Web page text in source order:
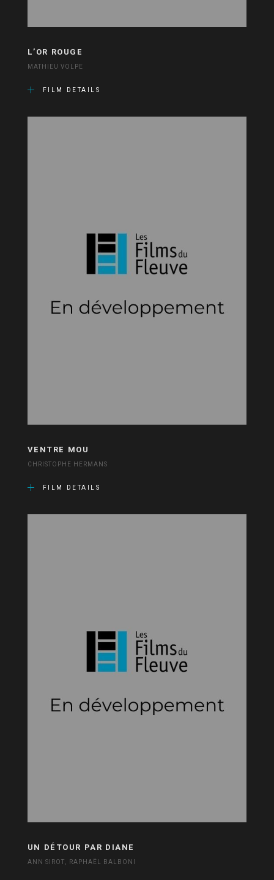
L’OR ROUGE
MATHIEU VOLPE
FILM DETAILS
VENTRE MOU
CHRISTOPHE HERMANS
FILM DETAILS
UN DÉTOUR PAR DIANE
ANN SIROT, RAPHAËL BALBONI